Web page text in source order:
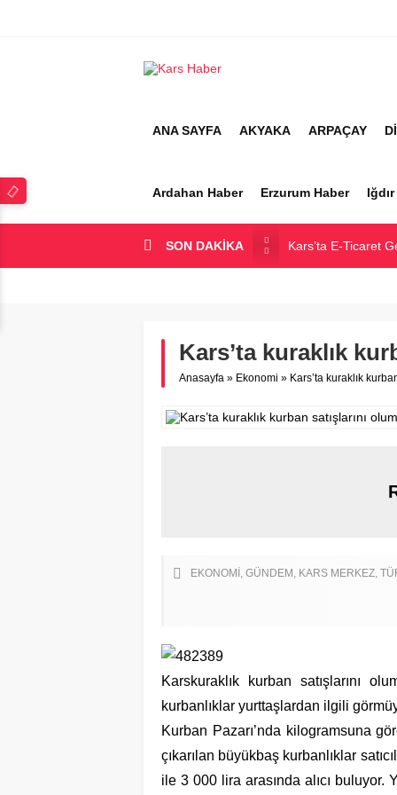
ANA SAYFA AKYAKA ARPAÇAY
Ardahan Haber Erzurum Haber
SON DAKİKA
Kars’ta E-Ticaret
Kars Halkı Yeni
Kağızman Köyleri
Kars’ta kuraklık
Anasayfa » Ekonomi » Kars’ta kuraklık
EKONOMI GÜNDEM KARS MERKEZ
Karskuraklık kurban satışlarını
kurbanlıklar yurttaşlardan ilgili
Kurban Pazarı’nda kilogramsuna
çıkarılan büyükbaş kurbanlıklar
ile 3 000 lira arasında alıcı